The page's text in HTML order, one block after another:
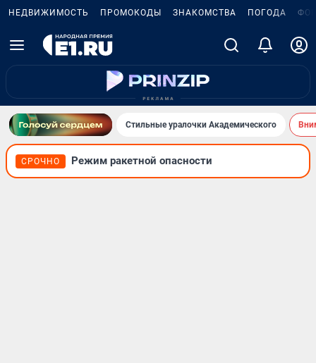
НЕДВИЖИМОСТЬ ПРОМОКОДЫ ЗНАКОМСТВА ПОГОДА
Стильные уралочки Академического
СРОЧНО Режим ракетной опасности